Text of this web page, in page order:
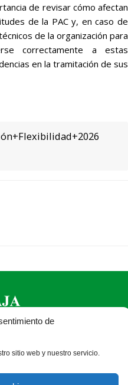
de
sitio web y nuestro servicio.
de revisar cómo afectan
de la PAC y, en caso de
de la organización para
correctamente a estas
en la tramitación de sus
50, 37003 Salamanca -
asaja@asajasalamanca.com